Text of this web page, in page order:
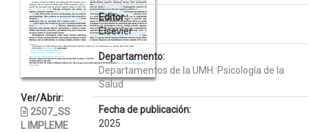
Ver/Abrir:
2507_SS
L IMPLEME
Editor :
Elsevier
Departamento:
Departamentos de la UMH::Psicología de la
Salud
Fecha de publicación:
2025